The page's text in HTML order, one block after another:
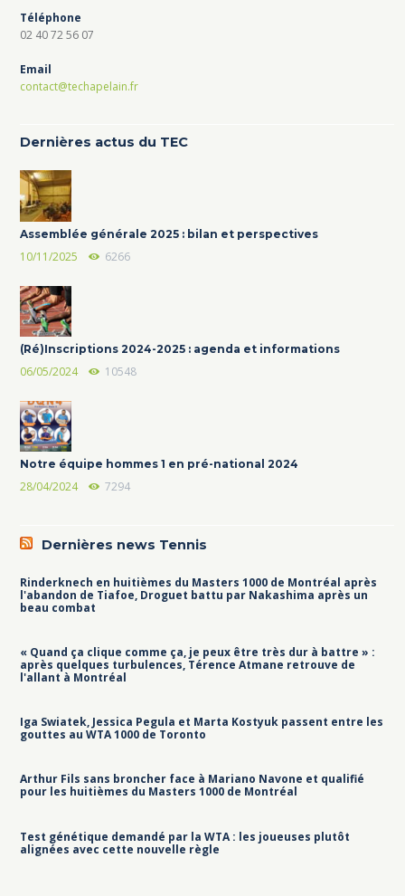
Téléphone
02 40 72 56 07
Email
contact@techapelain.fr
Dernières actus du TEC
Assemblée générale 2025 : bilan et perspectives
10/11/2025 6266
(Ré)Inscriptions 2024-2025 : agenda et informations
06/05/2024 10548
Notre équipe hommes 1 en pré-national 2024
28/04/2024 7294
Dernières news Tennis
Rinderknech en huitièmes du Masters 1000 de Montréal après
l'abandon de Tiafoe, Droguet battu par Nakashima après un
beau combat
« Quand ça clique comme ça, je peux être très dur à battre » :
après quelques turbulences, Térence Atmane retrouve de
l'allant à Montréal
Iga Swiatek, Jessica Pegula et Marta Kostyuk passent entre les
gouttes au WTA 1000 de Toronto
Arthur Fils sans broncher face à Mariano Navone et qualifié
pour les huitièmes du Masters 1000 de Montréal
Test génétique demandé par la WTA : les joueuses plutôt
alignées avec cette nouvelle règle